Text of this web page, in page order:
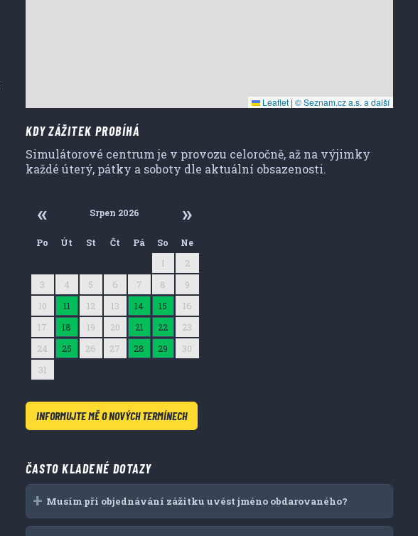
Leaflet | © Seznam.cz a.s. a další
KDY ZÁŽITEK PROBÍHÁ
Simulátorové centrum je v provozu celoročně, až na výjimky
každé úterý, pátky a soboty dle aktuální obsazenosti.
Srpen 2026
Po Út St Čt Pá So
Ne
1
2
3
4 5 6 7 8
9
10
11 12 13 14 15
16
17
18 19 20 21 22
23
24
25 26 27 28 29
30
31
INFORMUJTE MĚ O NOVÝCH TERMÍNECH
ČASTO KLADENÉ DOTAZY
Musím při objednávání zážitku uvést jméno obdarovaného?